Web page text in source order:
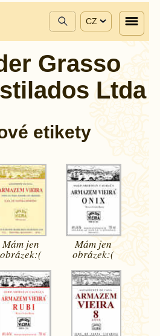
CZ
Grasso
Ltda
etikety
Mám jen
obrázek:(
Mám jen
obrázek:(